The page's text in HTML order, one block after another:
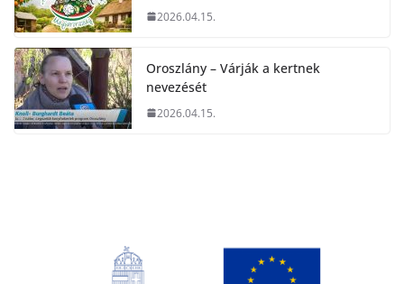
2026.04.15.
Oroszlány – Várják a kertnek
nevezését
2026.04.15.